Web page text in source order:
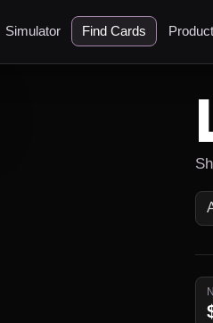
Simulator Find Cards